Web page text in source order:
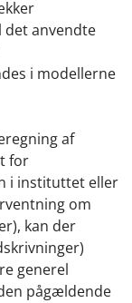
anvendte
i modellerne
af
for
i instituttet eller
om
kan der
generel
pågældende